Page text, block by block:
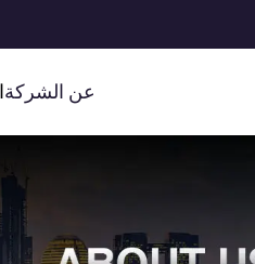
عن الشركة